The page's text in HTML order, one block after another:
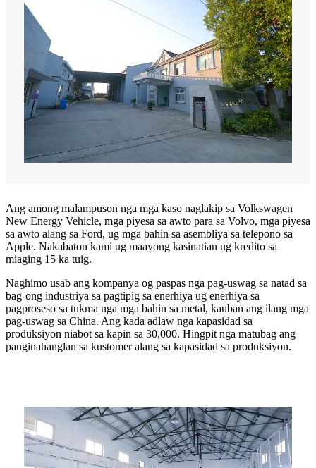
Ang among malampuson nga mga kaso naglakip sa Volkswagen
New Energy Vehicle, mga piyesa sa awto para sa Volvo, mga piyesa
sa awto alang sa Ford, ug mga bahin sa asembliya sa telepono sa
Apple. Nakabaton kami ug maayong kasinatian ug kredito sa
miaging 15 ka tuig.
Naghimo usab ang kompanya og paspas nga pag-uswag sa natad sa
bag-ong industriya sa pagtipig sa enerhiya ug enerhiya sa
pagproseso sa tukma nga mga bahin sa metal, kauban ang ilang mga
pag-uswag sa China. Ang kada adlaw nga kapasidad sa
produksiyon niabot sa kapin sa 30,000. Hingpit nga matubag ang
panginahanglan sa kustomer alang sa kapasidad sa produksiyon.